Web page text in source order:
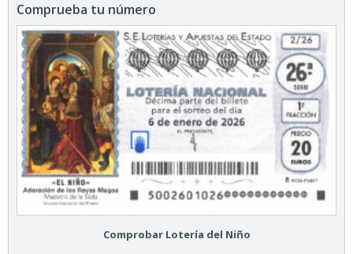
Comprueba tu número
Comprobar Lotería del Niño